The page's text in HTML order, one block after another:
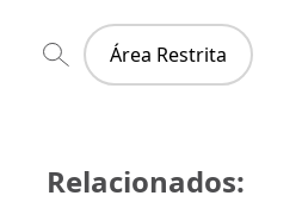
Área Restrita
Relacionados: